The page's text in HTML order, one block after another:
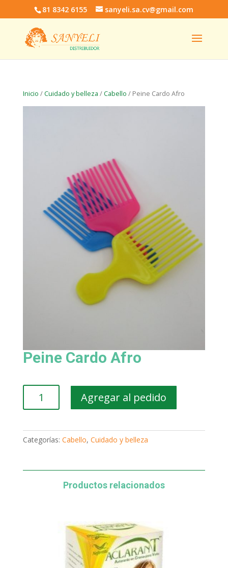
81 8342 6155 sanyeli.sa.cv@gmail.com
Inicio /Cuidado y belleza /Cabello / Peine Cardo Afro
Peine Cardo Afro
Cardo
Agregar al pedido
Categorías: Cabello, Cuidado y belleza
Productos relacionados